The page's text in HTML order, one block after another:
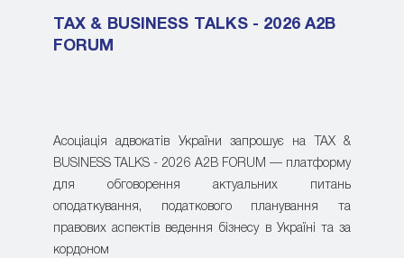
TAX & BUSINESS TALKS - 2026 A2B
FORUM
Асоціація адвокатів України запрошує на TAX &
BUSINESS TALKS - 2026 A2B FORUM — платформу
для обговорення актуальних питань
оподаткування, податкового планування та
правових аспектів ведення бізнесу в Україні та за
кордоном